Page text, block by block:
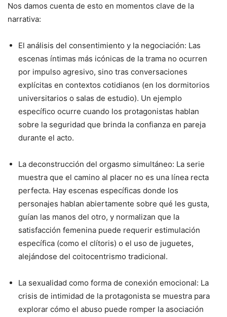
Nos damos cuenta de esto en momentos clave de la
narrativa:
El análisis del consentimiento y la negociación: Las
escenas íntimas más icónicas de la trama no ocurren
por impulso agresivo, sino tras conversaciones
explícitas en contextos cotidianos (en los dormitorios
universitarios o salas de estudio). Un ejemplo
específico ocurre cuando los protagonistas hablan
sobre la seguridad que brinda la confianza en pareja
durante el acto.
La deconstrucción del orgasmo simultáneo: La serie
muestra que el camino al placer no es una línea recta
perfecta. Hay escenas específicas donde los
personajes hablan abiertamente sobre qué les gusta,
guían las manos del otro, y normalizan que la
satisfacción femenina puede requerir estimulación
específica (como el clítoris) o el uso de juguetes,
alejándose del coitocentrismo tradicional.
La sexualidad como forma de conexión emocional: La
crisis de intimidad de la protagonista se muestra para
explorar cómo el abuso puede romper la asociación